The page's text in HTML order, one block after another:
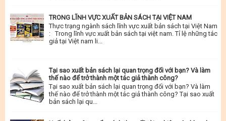
TRONG LĨNH VỰC XUẤT BẢN SÁCH TẠI VIỆT NAM
Thực trạng ngành sách lĩnh vực xuất bản sách tại Việt Nam
: Trong lĩnh vực xuất bản sách tại việt nam. Tỉ lệ những tác
giả tại Việt nam li...
Tại sao xuất bản sách lại quan trọng đối với bạn? Và làm
thế nào để trở thành một tác giả thành công?
Tại sao xuất bản sách lại quan trọng đối với bạn? Và làm
thế nào để trở thành một tác giả thành công? Tại sao xuất
bản sách lại qu...